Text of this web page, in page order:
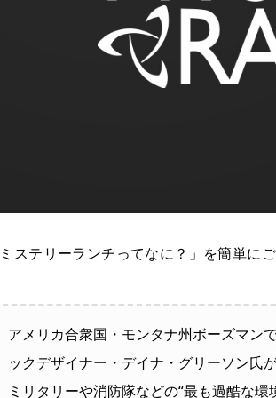
ミステリーランチってなに？」を簡単にご
アメリカ合衆国・モンタナ州ボーズマン
ックデザイナー・デイナ・グリーソン氏
ミリタリーや消防隊などの“最も過酷な